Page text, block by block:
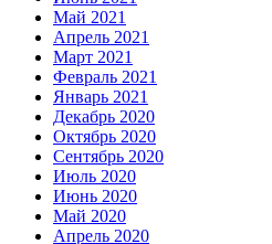
Май 2021
Апрель 2021
Март 2021
Февраль 2021
Январь 2021
Декабрь 2020
Октябрь 2020
Сентябрь 2020
Июль 2020
Июнь 2020
Май 2020
Апрель 2020